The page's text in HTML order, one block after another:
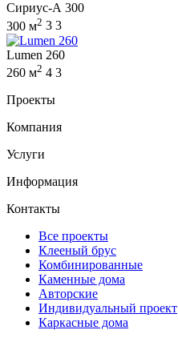
Сириус-А 300
300 м2 3 3
Lumen 260
260 м2 4 3
Проекты
Компания
Услуги
Информация
Контакты
Все проекты
Клееный брус
Комбинированные
Каменные дома
Авторские
Индивидуальный проект
Каркасные дома